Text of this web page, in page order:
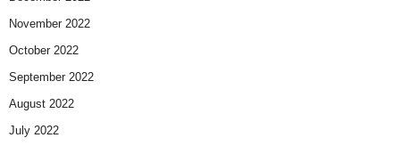
November 2022
October 2022
September 2022
August 2022
July 2022